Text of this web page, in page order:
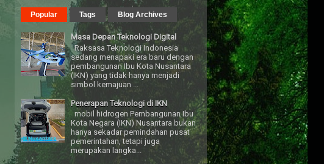
Popular Tags Blog Archives
Masa Depan Teknologi Digital
Raksasa Teknologi Indonesia
sedang menapaki era baru dengan
pembangunan Ibu Kota Nusantara
(IKN) yang tidak hanya menjadi
simbol kemajuan ...
Penerapan Teknologi di IKN
mobil hidrogen Pembangunan Ibu
Kota Negara (IKN) Nusantara bukan
hanya sekadar pemindahan pusat
pemerintahan, tetapi juga
merupakan langka...